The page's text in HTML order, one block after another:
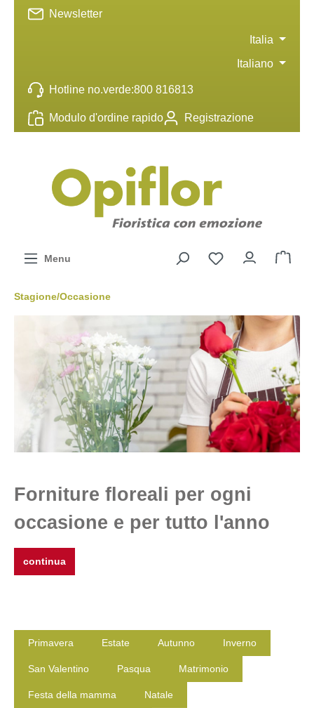
principale
Hotline no.verde:800 816813
Modulo d'ordine rapido Registrazione
Newsletter
Italia
Italiano
Menu
Stagione/Occasione
Forniture floreali per ogni
occasione e per tutto l'anno
continua
Primavera Estate Autunno Inverno
San Valentino Pasqua Matrimonio
Festa della mamma Natale